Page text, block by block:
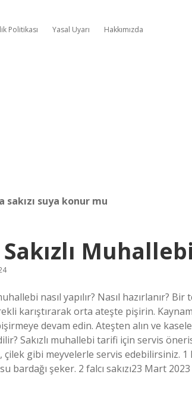
Politikası Yasal Uyarı Hakkımızda
sakızı suya konur mu
Sakızlı
nasıl yapılır? Nasıl hazırlanır?
karıştırarak orta ateşte pişirin.
devam edin. Ateşten alın ve
Sakızlı muhallebi tarifi için servis
çilek gibi meyvelerle servis edebilirsiniz.
bardağı şeker. 2 falcı sakızı23 Mart